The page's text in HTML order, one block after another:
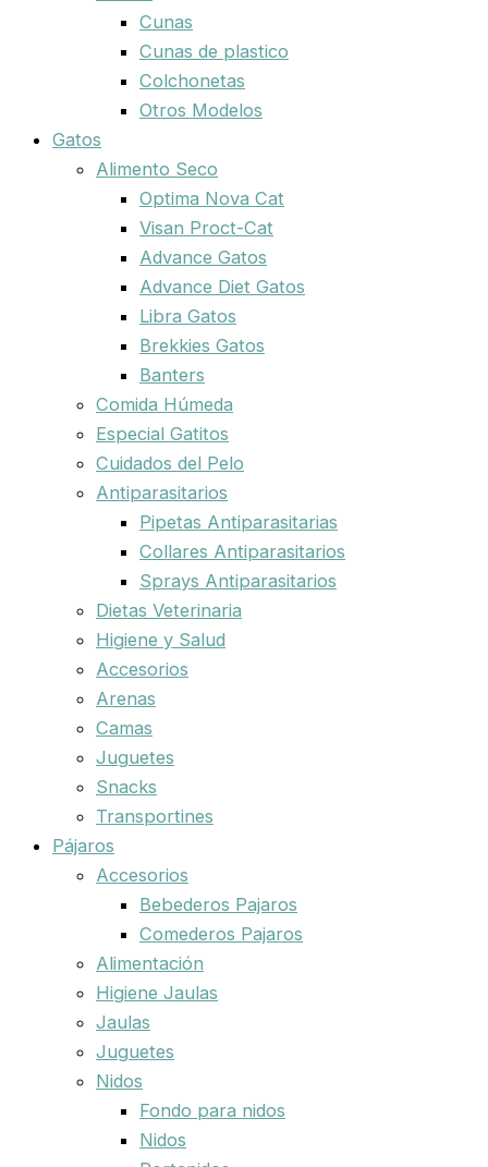
Cunas
Cunas de plastico
Colchonetas
Otros Modelos
Gatos
Alimento Seco
Optima Nova Cat
Visan Proct-Cat
Advance Gatos
Advance Diet Gatos
Libra Gatos
Brekkies Gatos
Banters
Comida Húmeda
Especial Gatitos
Cuidados del Pelo
Antiparasitarios
Pipetas Antiparasitarias
Collares Antiparasitarios
Sprays Antiparasitarios
Dietas Veterinaria
Higiene y Salud
Accesorios
Arenas
Camas
Juguetes
Snacks
Transportines
Pájaros
Accesorios
Bebederos Pajaros
Comederos Pajaros
Alimentación
Higiene Jaulas
Jaulas
Juguetes
Nidos
Fondo para nidos
Nidos